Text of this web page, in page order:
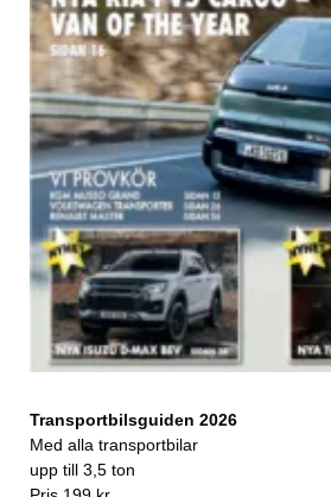
Transportbilsguiden 2026
Med alla transportbilar
upp till 3,5 ton